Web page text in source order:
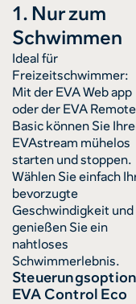
1. Nur zum
Schwimmen
Ideal für
Freizeitschwimmer:
Mit der EVA Web app
oder der EVA Remote
Basic können Sie
EVAstream mühelos
starten und stoppen.
Wählen Sie einfach
bevorzugte
Geschwindigkeit und
genießen Sie ein
nahtloses
Schwimmerlebnis.
EVA Control Eco